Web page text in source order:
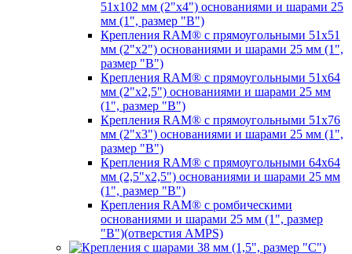
51х102 мм (2"х4") основаниями и шарами 25
мм (1", размер "B")
Крепления RAM® с прямоугольными 51х51
мм (2"х2") основаниями и шарами 25 мм (1",
размер "B")
Крепления RAM® с прямоугольными 51х64
мм (2"х2,5") основаниями и шарами 25 мм
(1", размер "B")
Крепления RAM® с прямоугольными 51х76
мм (2"х3") основаниями и шарами 25 мм (1",
размер "B")
Крепления RAM® с прямоугольными 64х64
мм (2,5"х2,5") основаниями и шарами 25 мм
(1", размер "B")
Крепления RAM® с ромбическими
основаниями и шарами 25 мм (1", размер
"B")(отверстия AMPS)